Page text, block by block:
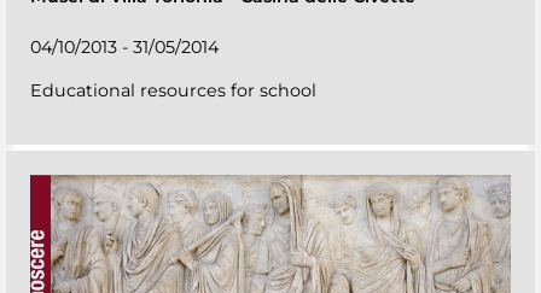
04/10/2013 - 31/05/2014
Educational resources for school